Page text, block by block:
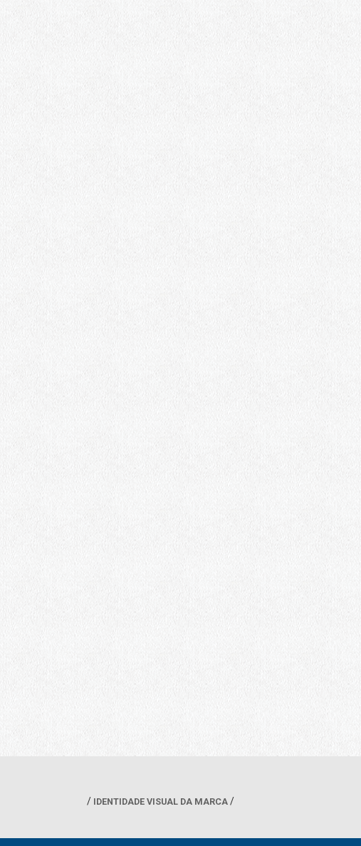
IDENTIDADE VISUAL DA MARCA